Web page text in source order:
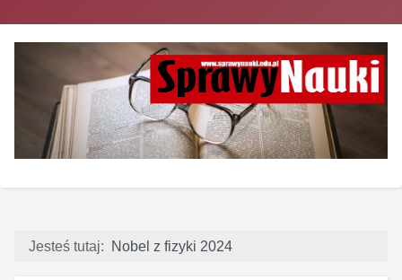
Jesteś tutaj: Nobel z fizyki 2024